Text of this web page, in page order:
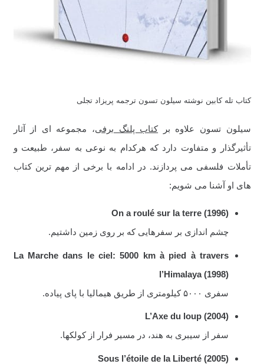
کتاب تله کابین نوشته سیلون تسون ترجمه پریزاد تجلی
سیلون تسون علاوه برکتاب پلنگ برفی، مجموعه ای از آثار
تأثیرگذار و متفاوت دارد که هرکدام به نوعی به سفر، طبیعت و
تأملات فلسفی می پردازند. در ادامه با برخی از مهم ترین کتاب
های او آشنا می شویم:
On a roulé sur la terre (1996)
چشم اندازی بر سفرهایی که بر روی زمین داشتیم.
La Marche dans le ciel: 5000 km à pied à travers
l’Himalaya(1998)
سفری ۵۰۰۰ کیلومتری از طریق هیمالیا با پای پیاده.
L’Axe du loup (2004)
سفر از سیبری به هند، در مسیر فرار از کولکها.
Sous l’étoile de la Liberté (2005)